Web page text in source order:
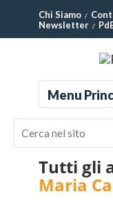
Chi Siamo
Newsletter
Tutti gli
Maria